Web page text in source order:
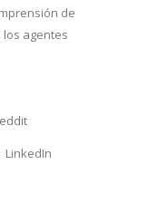
de
agentes
LinkedIn